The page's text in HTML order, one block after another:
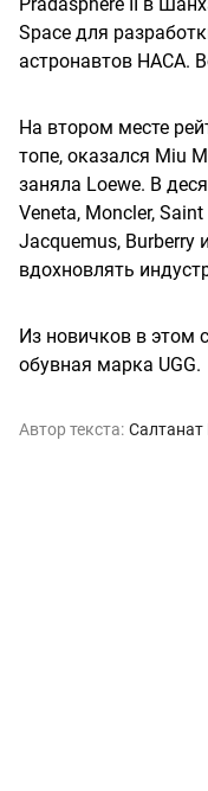
Space для
астронавтов НАСА.
На втором месте
топе, оказался Miu
заняла Loewe. В
Veneta, Moncler,
Jacquemus, Burberry
вдохновлять
Из новичков в этом
обувная марка UGG.
Автор текста: Салтанат